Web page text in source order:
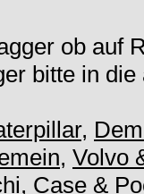
ob auf
bitte in die
,
, Volvo
, Case &